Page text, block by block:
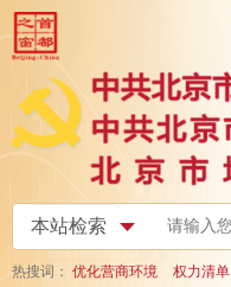
热搜词： 优化营商环境 权力清单